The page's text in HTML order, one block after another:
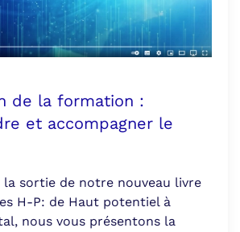
de la formation :
et accompagner le
la sortie de notre nouveau livre
H-P: de Haut potentiel à
nous vous présentons la